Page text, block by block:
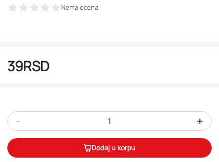
Nema ocena
39RSD
- +
Dodaj u korpu